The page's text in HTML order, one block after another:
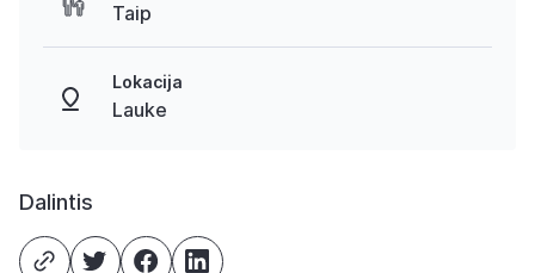
Taip
Lokacija
Lauke
Dalintis